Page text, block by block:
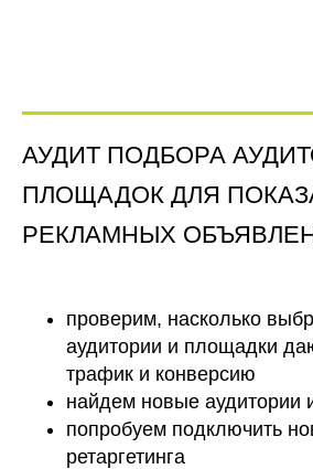
АУДИТ ПОДБОРА
ПЛОЩАДОК ДЛЯ
РЕКЛАМНЫХ
проверим, насколько
аудитории и площадки
трафик и конверсию
найдем новые аудитории
попробуем подключить
ретаргетинга